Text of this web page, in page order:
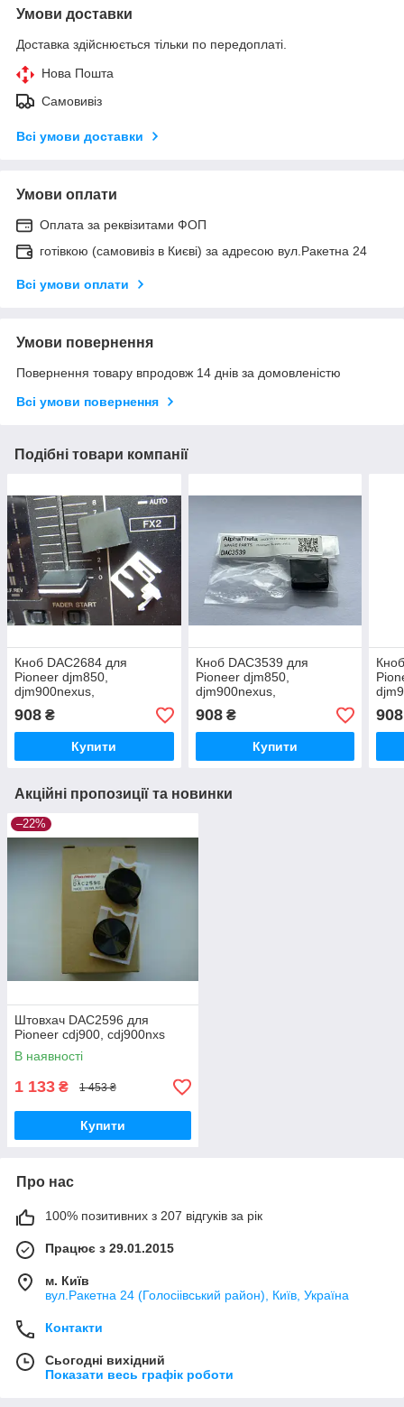
Умови доставки
Доставка здійснюється тільки по передоплаті.
Нова Пошта
Самовивіз
Всі умови доставки
Умови оплати
Оплата за реквізитами ФОП
готівкою (самовивіз в Києві) за адресою вул.Ракетна 24
Всі умови оплати
Умови повернення
Повернення товару впродовж 14 днів за домовленістю
Всі умови повернення
Подібні товари компанії
Кноб DAC2684 для
Pioneer djm850,
djm900nexus,
djm2000nexus
908 ₴
Купити
Кноб DAC3539 для
Pioneer djm850,
djm900nexus,
djm2000nexus
908₴
Купити
908
Акційні пропозиції та новинки
–22%
Штовхач DAC2596 для
Pioneer cdj900, cdj900nxs
В наявності
1 133 ₴ 1 453 ₴
Купити
Про нас
100% позитивних з 207 відгуків за рік
Працює з 29.01.2015
м. Київ
вул.Ракетна 24 (Голосіівський район), Київ, Україна
Контакти
Сьогодні вихідний
Показати весь графік роботи